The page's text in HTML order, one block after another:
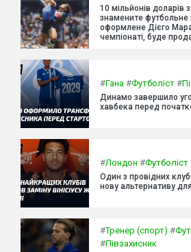
10 мільйонів доларів
знамените футбольне
оформлене Дієго
чемпіонаті, буде
#Гана #Футболіст #
Динамо завершило
хавбека перед
#Лондон #Футболіст
Один з провідних
нову альтернативу
#Тренер (спорт) #
#Півзахисник